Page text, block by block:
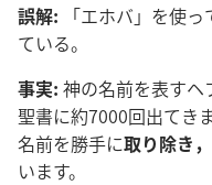
誤解: 「エホバ」を使
ている。
事実: 神の名前を表すヘ
聖書に約7000回出てきま
名前を勝手に取り除き，
います。